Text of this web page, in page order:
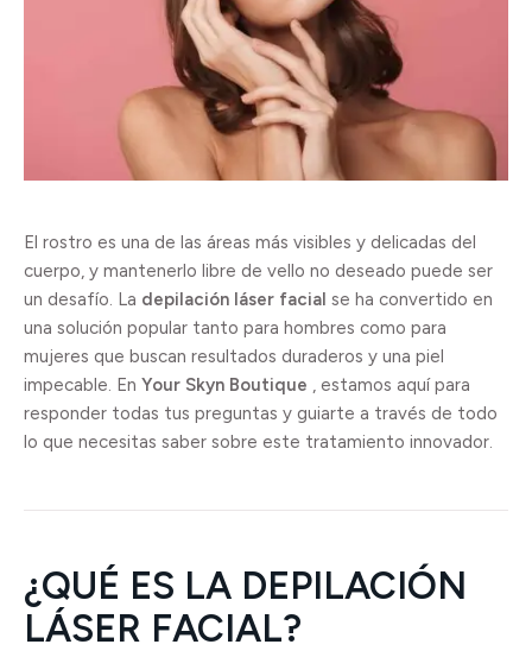
El rostro es una de las áreas más visibles y delicadas del
cuerpo, y mantenerlo libre de vello no deseado puede ser
un desafío. La depilación láser facial se ha convertido en
una solución popular tanto para hombres como para
mujeres que buscan resultados duraderos y una piel
impecable. En Your Skyn Boutique , estamos aquí para
responder todas tus preguntas y guiarte a través de todo
lo que necesitas saber sobre este tratamiento innovador.
¿QUÉ ES LA DEPILACIÓN
LÁSER FACIAL?